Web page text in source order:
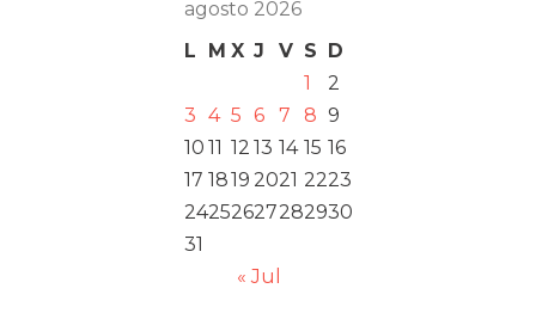
agosto 2026
L
M X J V S
D
1
2
3 4 5 6 7 8 9
10 11 12 13 14 15 16
17 1819 2021 2223
24252627282930
31
« Jul